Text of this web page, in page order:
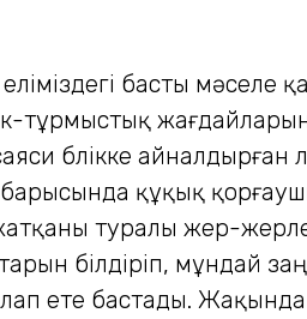
еліміздегі басты
тұрмыстық
бүлікке айналдырған
құқық
туралы жер-
білдіріп, мұндай
ете бастады. Жақында